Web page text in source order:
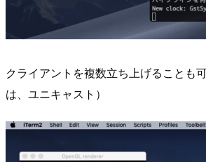
クライアントを複数立ち上げることも
は、ユニキャスト）